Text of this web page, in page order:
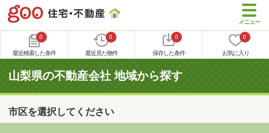
0
最近検索した条件
0
最近見た物件
0
保存した条件
0
お気に入り
山梨県の不動産会社 地域から探す
市区を選択してください